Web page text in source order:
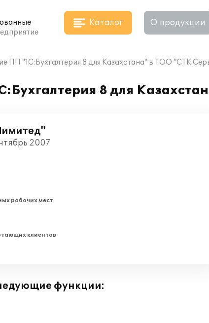
Каталог О продукции
ПП "1С:Бухгалтерия 8 для Казахстана" в ТОО "СТК
8 для
2007
рабочих мест
клиентов
функции: